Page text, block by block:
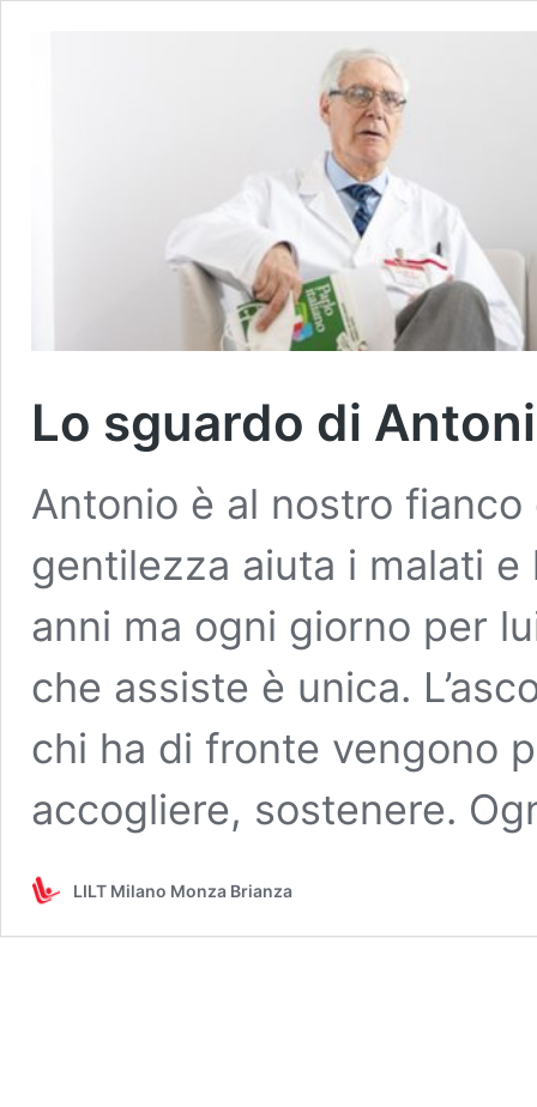
Lo sguardo di
Antonio è al nostro
gentilezza aiuta i malati
anni ma ogni giorno per
che assiste è unica.
chi ha di fronte vengono
accogliere, sostenere.
LILT Milano Monza Brianza